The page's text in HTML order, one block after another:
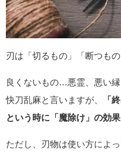
刃は「切るもの」「断つもの
良くないもの…悪霊、悪い縁
快刀乱麻と言いますが、
「
という時に「魔除け」の効
ただし、刃物は使い方によ